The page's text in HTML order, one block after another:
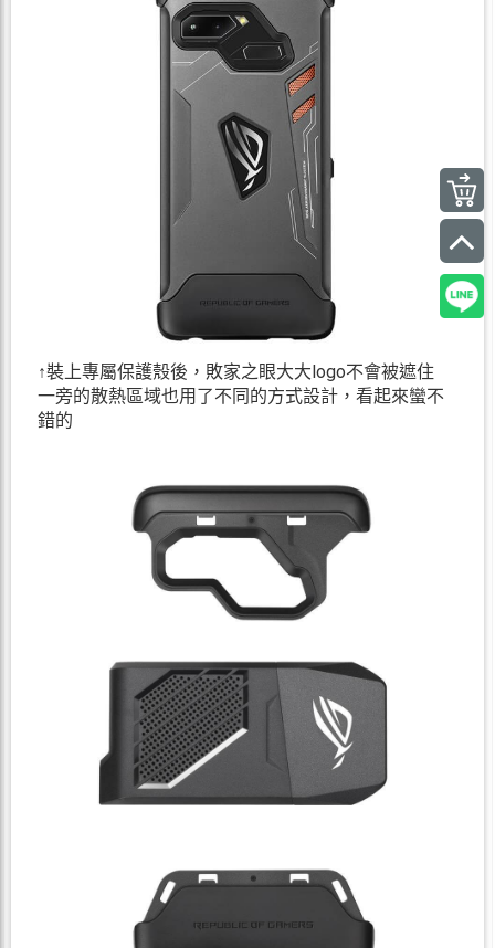
↑裝上專屬保護殼後，敗家之眼大大logo不會被遮住
一旁的散熱區域也用了不同的方式設計，看起來蠻不
錯的